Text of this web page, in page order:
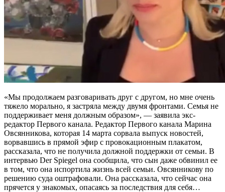
«Мы продолжаем разговаривать друг с другом, но мне очень
тяжело морально, я застряла между двумя фронтами. Семья не
поддерживает меня должным образом», — заявила экс-
редактор Первого канала. Редактор Первого канала Марина
Овсянникова, которая 14 марта сорвала выпуск новостей,
ворвавшись в прямой эфир с провокационным плакатом,
рассказала, что не получила должной поддержки от семьи. В
интервью Der Spiegel она сообщила, что сын даже обвинил ее
в том, что она испортила жизнь всей семьи. Овсянникову по
решению суда оштрафовали. Она рассказала, что сейчас она
прячется у знакомых, опасаясь за последствия для себя…